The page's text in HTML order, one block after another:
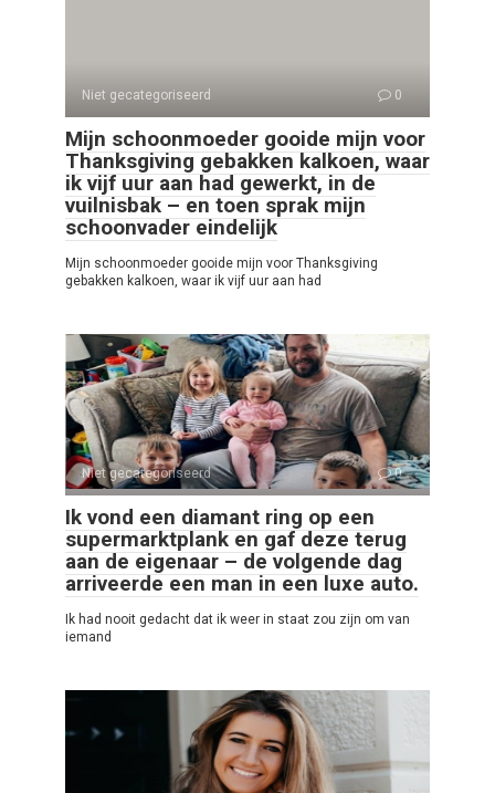
Niet gecategoriseerd 0
Mijn schoonmoeder gooide mijn voor
Thanksgiving gebakken kalkoen, waar
ik vijf uur aan had gewerkt, in de
vuilnisbak – en toen sprak mijn
schoonvader eindelijk
Mijn schoonmoeder gooide mijn voor Thanksgiving
gebakken kalkoen, waar ik vijf uur aan had
Niet gecategoriseerd 0
Ik vond een diamant ring op een
supermarktplank en gaf deze terug
aan de eigenaar – de volgende dag
arriveerde een man in een luxe auto.
Ik had nooit gedacht dat ik weer in staat zou zijn om van
iemand